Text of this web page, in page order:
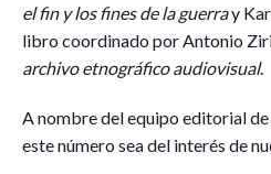
el fin y los fines de la guerray
libro coordinado por Antonio
archivo etnográfico audiovisual.
A nombre del equipo editorial de
este número sea del interés de